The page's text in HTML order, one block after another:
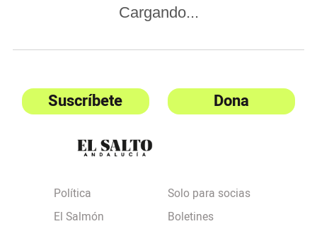
Cargando...
Suscríbete Dona
Política
El Salmón
Solo para socias
Boletines